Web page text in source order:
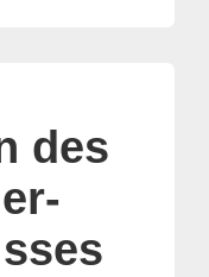
des